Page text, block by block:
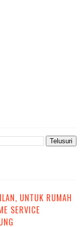
UNTUK RUMAH
SERVICE